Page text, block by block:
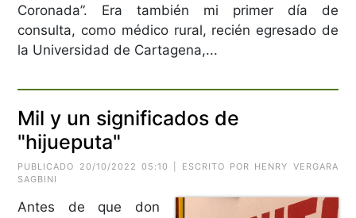
Coronada”. Era también mi primer día de
consulta, como médico rural, recién egresado de
la Universidad de Cartagena,...
Mil y un significados de
"hijueputa"
PUBLICADO 20/10/2022 05:10 | ESCRITO POR HENRY VERGARA
SAGBINI
Antes de que don